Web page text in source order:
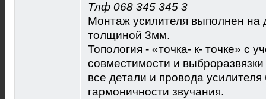
Тлф 068 345 345 3
Монтаж усилителя выполнен
толщиной 3мм.
Топология - «точка- к- точке» с
совместимости и
все детали и провода
гармоничности звучания.